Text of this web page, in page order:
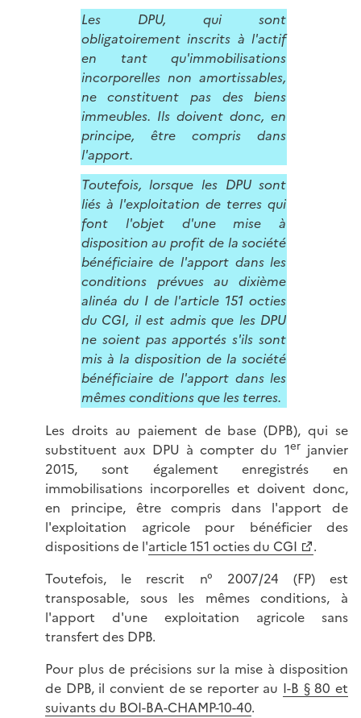
Les DPU, qui sont
obligatoirement inscrits à l'actif
en tant qu'immobilisations
incorporelles non amortissables,
ne constituent pas des biens
immeubles. Ils doivent donc, en
principe, être compris dans
l'apport.
Toutefois, lorsque les DPU sont
liés à l'exploitation de terres qui
font l'objet d'une mise à
disposition au profit de la société
bénéficiaire de l'apport dans les
conditions prévues au dixième
alinéa du I de l'article 151 octies
du CGI, il est admis que les DPU
ne soient pas apportés s'ils sont
mis à la disposition de la société
bénéficiaire de l'apport dans les
mêmes conditions que les terres.
Les droits au paiement de base (DPB), qui se
substituent aux DPU à compter du 1erjanvier
2015, sont également enregistrés en
immobilisations incorporelles et doivent donc,
en principe, être compris dans l'apport de
l'exploitation agricole pour bénéficier des
dispositions de l'article 151 octies du CGI
.
Toutefois, le rescrit n° 2007/24 (FP) est
transposable, sous les mêmes conditions, à
l'apport d'une exploitation agricole sans
transfert des DPB.
Pour plus de précisions sur la mise à disposition
de DPB, il convient de se reporter au I-B § 80 et
suivants du BOI-BA-CHAMP-10-40.